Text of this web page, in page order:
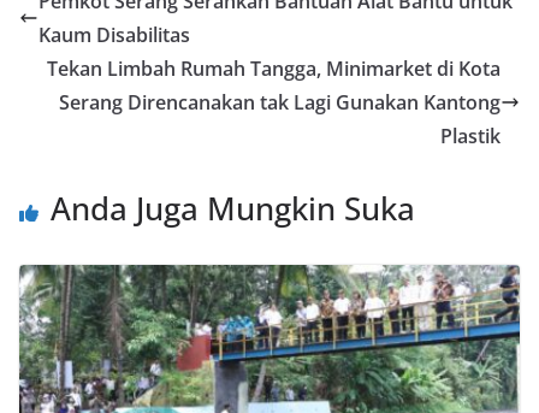
Kaum Disabilitas
Tekan Limbah Rumah Tangga, Minimarket di Kota
Serang Direncanakan tak Lagi Gunakan Kantong
Plastik
Anda Juga Mungkin Suka